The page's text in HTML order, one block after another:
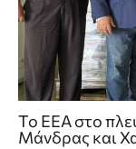
Το ΕΕΑ στο
Μάνδρας και